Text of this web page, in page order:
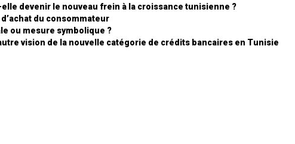
elle devenir le nouveau frein à la croissance tunisienne ?
du consommateur
ou mesure symbolique ?
vision de la nouvelle catégorie de crédits bancaires en Tunisie